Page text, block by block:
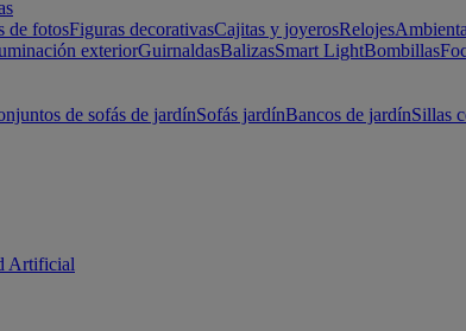
de fotosFiguras decorativasCajitas y joyerosRelojes
exteriorGuirnaldasBalizasSmart LightBombillas
de sofás de jardínSofás jardínBancos de jardínSillas
Artificial